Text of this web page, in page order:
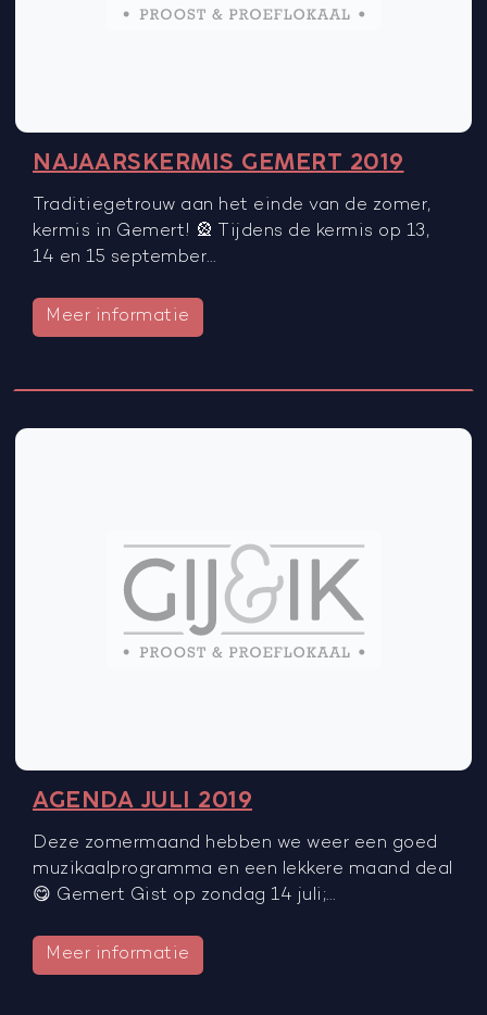
NAJAARSKERMIS GEMERT 2019
Traditiegetrouw aan het einde van de zomer,
kermis in Gemert! 🎡 Tijdens de kermis op 13,
14 en 15 september…
Meer informatie
AGENDA JULI 2019
Deze zomermaand hebben we weer een goed
muzikaalprogramma en een lekkere maand deal
😋 Gemert Gist op zondag 14 juli;…
Meer informatie